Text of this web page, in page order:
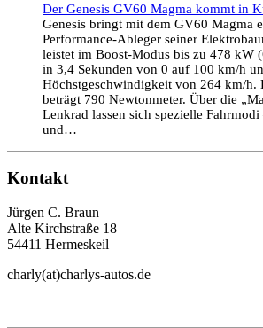
Der Genesis GV60 Magma kommt in
Genesis bringt mit dem GV60 Magma
Performance-Ableger seiner
leistet im Boost-Modus bis zu 478 kW
in 3,4 Sekunden von 0 auf 100 km/h
Höchstgeschwindigkeit von 264 km/h.
beträgt 790 Newtonmeter. Über die
Lenkrad lassen sich spezielle Fahrmodi
und…
Kontakt
Jürgen C. Braun
Alte Kirchstraße 18
54411 Hermeskeil
charly(at)charlys-autos.de